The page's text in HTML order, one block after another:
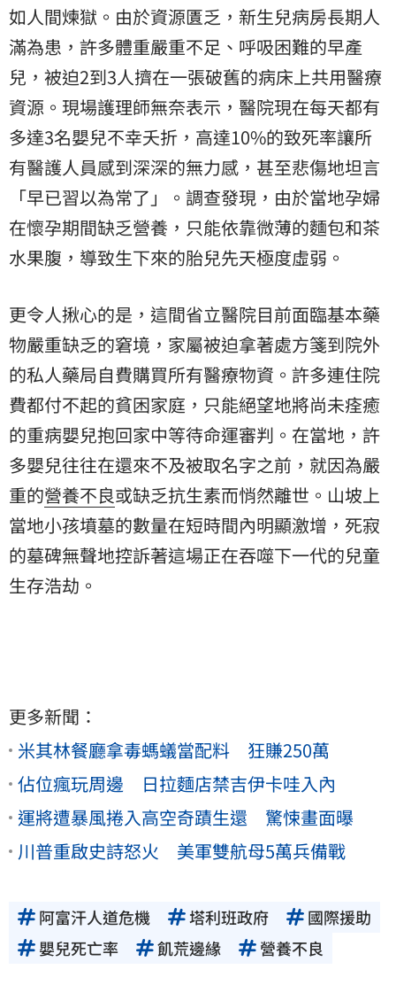
如人間煉獄。由於資源匱乏，新生兒病房長期人
滿為患，許多體重嚴重不足、呼吸困難的早產
兒，被迫2到3人擠在一張破舊的病床上共用醫療
資源。現場護理師無奈表示，醫院現在每天都有
多達3名嬰兒不幸夭折，高達10%的致死率讓所
有醫護人員感到深深的無力感，甚至悲傷地坦言
「早已習以為常了」。調查發現，由於當地孕婦
在懷孕期間缺乏營養，只能依靠微薄的麵包和茶
水果腹，導致生下來的胎兒先天極度虛弱。
更令人揪心的是，這間省立醫院目前面臨基本藥
物嚴重缺乏的窘境，家屬被迫拿著處方箋到院外
的私人藥局自費購買所有醫療物資。許多連住院
費都付不起的貧困家庭，只能絕望地將尚未痊癒
的重病嬰兒抱回家中等待命運審判。在當地，許
多嬰兒往往在還來不及被取名字之前，就因為嚴
重的營養不良或缺乏抗生素而悄然離世。山坡上
當地小孩墳墓的數量在短時間內明顯激增，死寂
的墓碑無聲地控訴著這場正在吞噬下一代的兒童
生存浩劫。
更多新聞：
米其林餐廳拿毒螞蟻當配料 狂賺250萬
佔位瘋玩周邊 日拉麵店禁吉伊卡哇入內
運將遭暴風捲入高空奇蹟生還 驚悚畫面曝
川普重啟史詩怒火 美軍雙航母5萬兵備戰
阿富汗人道危機 塔利班政府
國際援助
嬰兒死亡率
飢荒邊緣 營養不良